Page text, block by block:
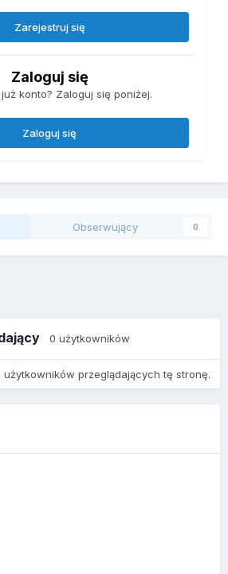
Zarejestruj się
Zaloguj się
konto? Zaloguj się poniżej.
Zaloguj się
Obserwujący 0
0 użytkowników
przeglądających tę stronę.